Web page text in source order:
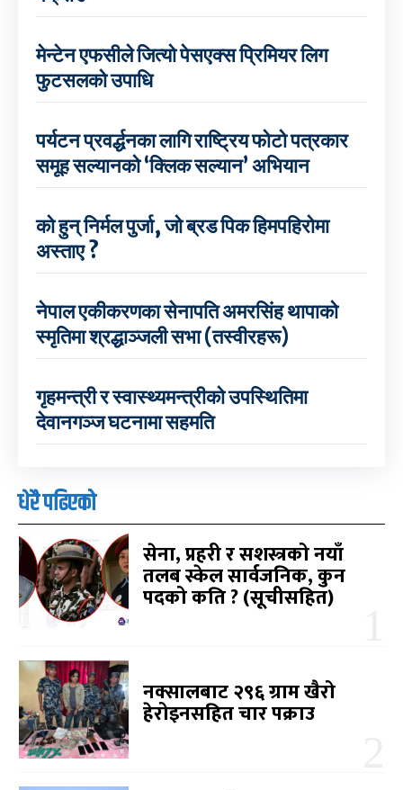
मेन्टेन एफसीले जित्यो पेसएक्स प्रिमियर लिग
फुटसलको उपाधि
पर्यटन प्रवर्द्धनका लागि राष्ट्रिय फोटो पत्रकार
समूह सल्यानको ‘क्लिक सल्यान’ अभियान
को हुन् निर्मल पुर्जा, जो ब्रड पिक हिमपहिरोमा
अस्ताए ?
नेपाल एकीकरणका सेनापति अमरसिंह थापाको
स्मृतिमा श्रद्धाञ्जली सभा (तस्वीरहरू)
गृहमन्त्री र स्वास्थ्यमन्त्रीको उपस्थितिमा
देवानगञ्ज घटनामा सहमति
धेरै पढिएको
सेना, प्रहरी र सशस्त्रको नयाँ
तलब स्केल सार्वजनिक, कुन
पदको कति ? (सूचीसहित)
नक्सालबाट २९६ ग्राम खैरो
हेरोइनसहित चार पक्राउ